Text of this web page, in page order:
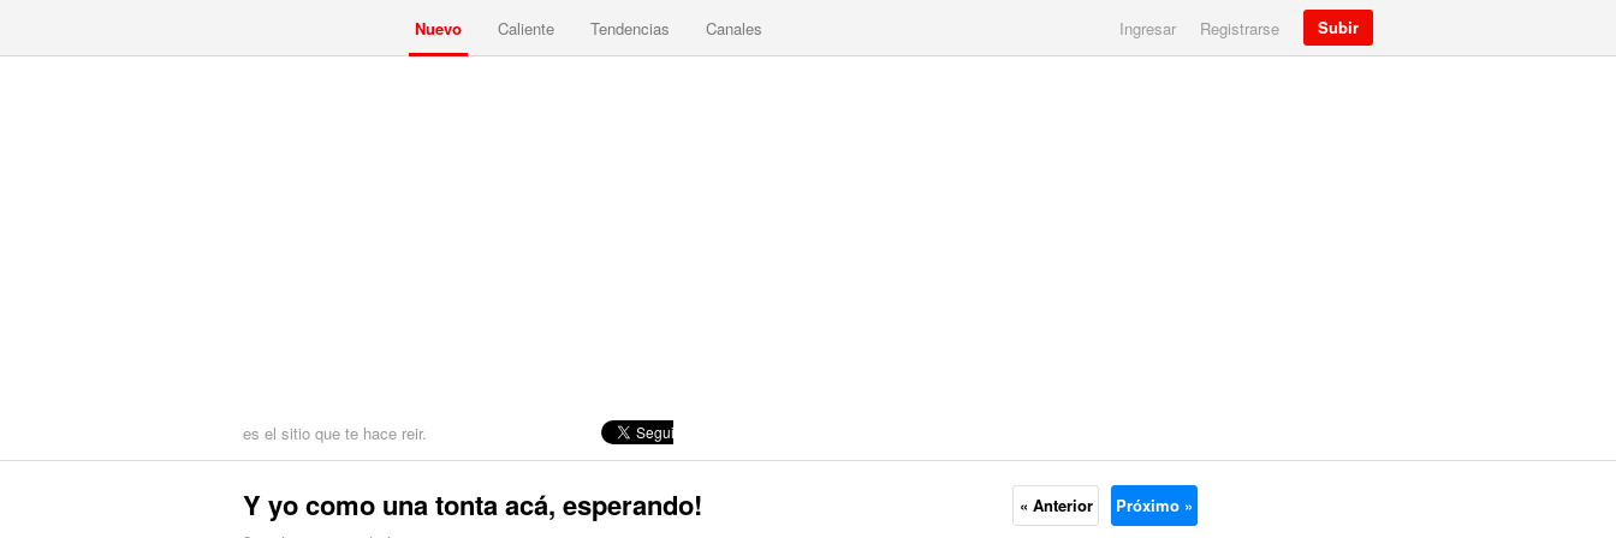
Nuevo Caliente Tendencias Canales Ingresar Registrarse Subir
es el sitio que te hace reir.
Y yo como una tonta acá, esperando! « Anterior Próximo »